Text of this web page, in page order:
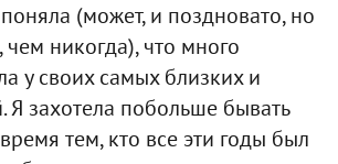
(может, и поздновато, но
никогда), что много
у своих самых близких и
захотела побольше бывать
тем, кто все эти годы был